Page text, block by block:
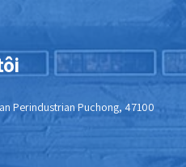
Perindustrian Puchong, 47100